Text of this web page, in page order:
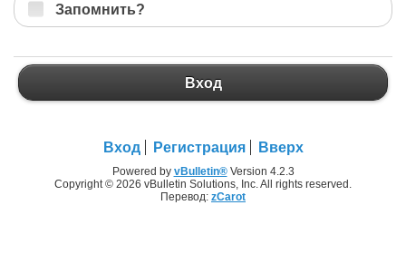
Запомнить?
Вход
Вход Регистрация Вверх
Powered by vBulletin®Version 4.2.3
Copyright © 2026 vBulletin Solutions, Inc. All rights reserved.
Перевод: zCarot